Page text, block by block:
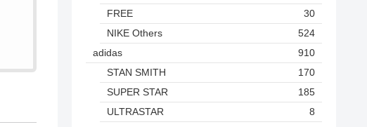
FREE
30
NIKE Others
524
adidas
910
STAN SMITH
170
SUPER STAR
185
ULTRASTAR
8